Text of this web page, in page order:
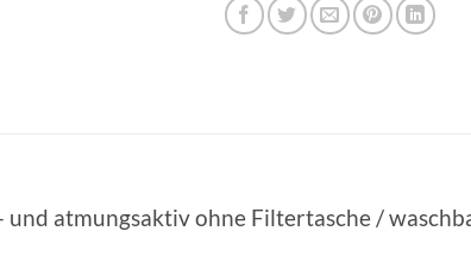
atmungsaktiv ohne Filtertasche /